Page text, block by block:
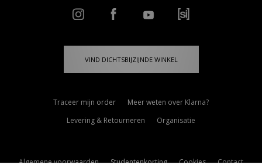
VIND DICHTSBIJZIJNDE WINKEL
Traceer mijn order
Meer weten over Klarna?
Levering & Retourneren
Organisatie
Algemene voorwaarden Studentenkorting Cookies
Contact